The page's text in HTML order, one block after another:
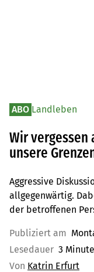
ABO Landleben
Wir vergessen
unsere
Aggressive
allgegenwärtig.
der betroffenen
Publiziert am
Lesedauer 3
Von Katrin Erfurt